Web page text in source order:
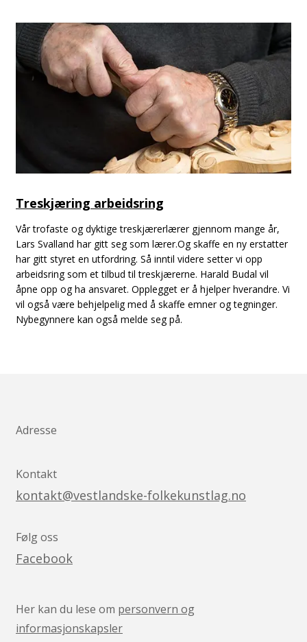
Treskjæring arbeidsring
Vår trofaste og dyktige treskjærerlærer gjennom mange år,
Lars Svalland har gitt seg som lærer.Og skaffe en ny erstatter
har gitt styret en utfordring. Så inntil videre setter vi opp
arbeidsring som et tilbud til treskjærerne. Harald Budal vil
åpne opp og ha ansvaret. Opplegget er å hjelper hverandre. Vi
vil også være behjelpelig med å skaffe emner og tegninger.
Nybegynnere kan også melde seg på.
Adresse
Kontakt
kontakt@vestlandske-folkekunstlag.no
Følg oss
Facebook
Her kan du lese om personvern og
informasjonskapsler